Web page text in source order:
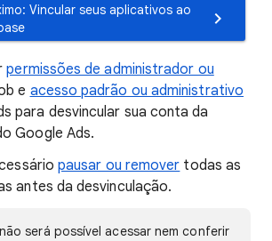
Vincular seus aplicativos ao
permissões de administrador ou
e acesso padrão ou administrativo
para desvincular sua conta da
Google Ads.
pausar ou remover todas as
antes da desvinculação.
será possível acessar nem conferir